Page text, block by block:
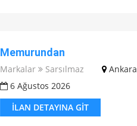
Memurundan
Markalar Sarsılmaz
Ankara
6 Ağustos 2026
İLAN DETAYINA GIT